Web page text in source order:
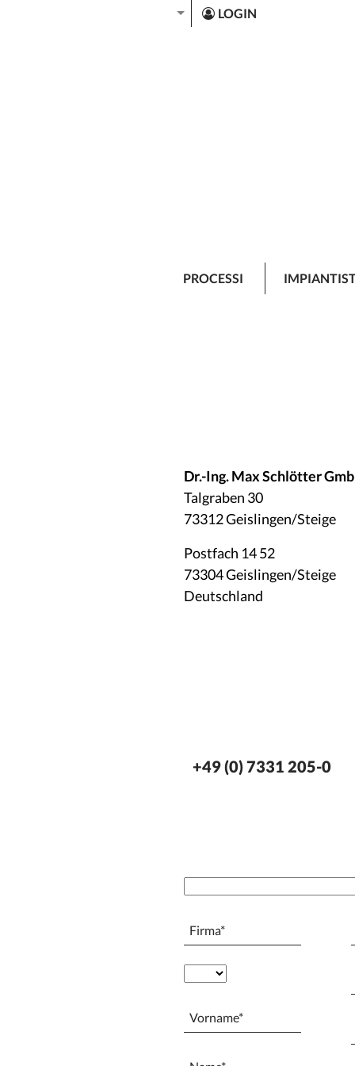
LOGIN
PROCESSI
Dr.-Ing. Max Schlötter
Talgraben 30
73312 Geislingen/Steige
Postfach 14 52
73304 Geislingen/Steige
Deutschland
+49 (0) 7331 205-0